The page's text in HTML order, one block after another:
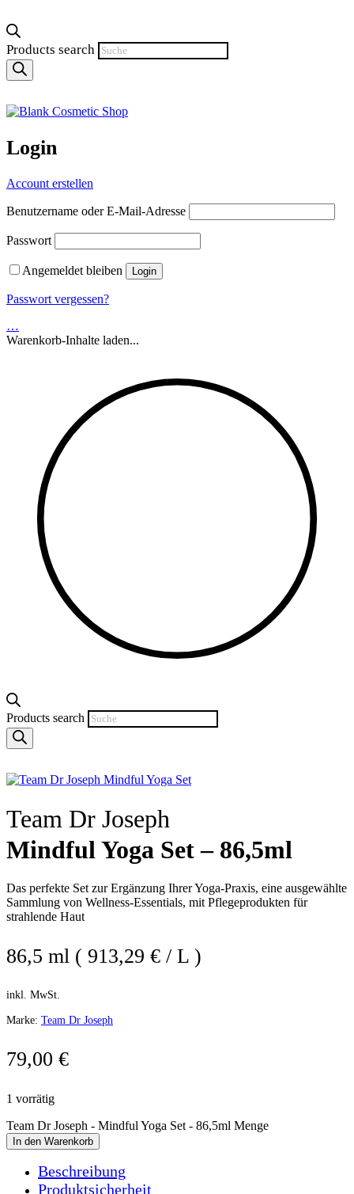
Products search
Login
Account erstellen
Benutzername oder E-Mail-Adresse
Passwort
Angemeldet bleiben
Passwort vergessen?
…
Warenkorb-Inhalte laden...
Products search
Team Dr Joseph
Mindful Yoga Set – 86,5ml
Das perfekte Set zur Ergänzung Ihrer Yoga-Praxis, eine ausgewählte
Sammlung von Wellness-Essentials, mit Pflegeprodukten für
strahlende Haut
86,5 ml ( 913,29 € / L )
inkl. MwSt.
Marke: Team Dr Joseph
79,00 €
1 vorrätig
Team Dr Joseph - Mindful Yoga Set - 86,5ml Menge
In den Warenkorb
Beschreibung
Produktsicherheit